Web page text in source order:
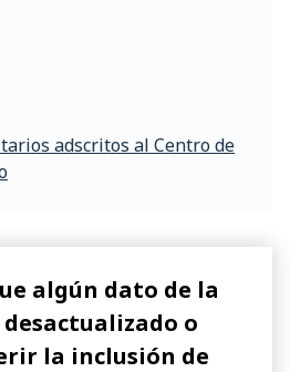
adscritos al Centro de
algún dato de la
o
la inclusión de